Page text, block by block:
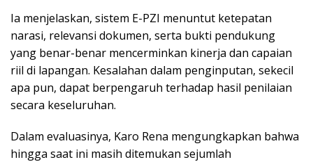
Ia menjelaskan, sistem E-PZI menuntut ketepatan
narasi, relevansi dokumen, serta bukti pendukung
yang benar-benar mencerminkan kinerja dan capaian
riil di lapangan. Kesalahan dalam penginputan, sekecil
apa pun, dapat berpengaruh terhadap hasil penilaian
secara keseluruhan.
Dalam evaluasinya, Karo Rena mengungkapkan bahwa
hingga saat ini masih ditemukan sejumlah